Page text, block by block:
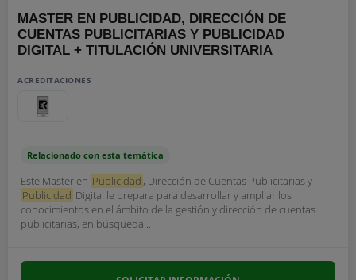
MASTER EN PUBLICIDAD, DIRECCIÓN DE
CUENTAS PUBLICITARIAS Y PUBLICIDAD
DIGITAL + TITULACIÓN UNIVERSITARIA
ACREDITACIONES
Relacionado con esta temática
Este Master en Publicidad , Dirección de Cuentas Publicitarias y
Publicidad Digital le prepara para desarrollar y ampliar los
conocimientos en el ámbito de la gestión y dirección de cuentas
publicitarias, en búsqueda...